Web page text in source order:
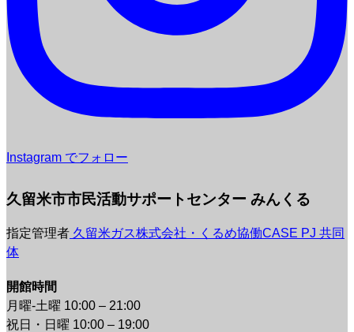
Instagram でフォロー
久留米市市民活動サポートセンター みんくる
指定管理者 久留米ガス株式会社・くるめ協働CASE PJ 共同
体
開館時間
月曜-土曜 10:00 – 21:00
祝日・日曜 10:00 – 19:00